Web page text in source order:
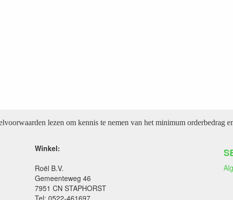
lezen om kennis te nemen van het minimum orderbedrag
Winkel:
Roël B.V.
Gemeenteweg 46
7951 CN STAPHORST
Tel: 0522-461697